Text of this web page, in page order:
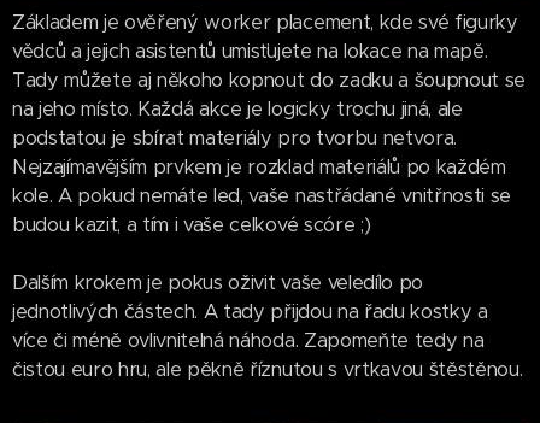
Základem je ověřený worker placement, kde své figurky
vědců a jejich asistentů umisťujete na lokace na mapě.
Tady můžete aj někoho kopnout do zadku a šoupnout se
na jeho místo. Každá akce je logicky trochu jiná, ale
podstatou je sbírat materiály pro tvorbu netvora.
Nejzajímavějším prvkem je rozklad materiálů po každém
kole. A pokud nemáte led, vaše nastřádané vnitřnosti se
budou kazit, a tím i vaše celkové scóre ;)
Dalším krokem je pokus oživit vaše veledílo po
jednotlivých částech. A tady přijdou na řadu kostky a
více či méně ovlivnitelná náhoda. Zapomeňte tedy na
čistou euro hru, ale pěkně říznutou s vrtkavou štěstěnou.